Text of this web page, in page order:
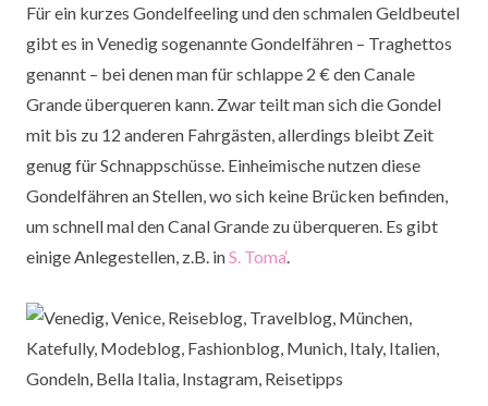
Für ein kurzes Gondelfeeling und den schmalen Geldbeutel
gibt es in Venedig sogenannte Gondelfähren – Traghettos
genannt – bei denen man für schlappe 2 € den Canale
Grande überqueren kann. Zwar teilt man sich die Gondel
mit bis zu 12 anderen Fahrgästen, allerdings bleibt Zeit
genug für Schnappschüsse. Einheimische nutzen diese
Gondelfähren an Stellen, wo sich keine Brücken befinden,
um schnell mal den Canal Grande zu überqueren. Es gibt
einige Anlegestellen, z.B. inS. Toma‘.